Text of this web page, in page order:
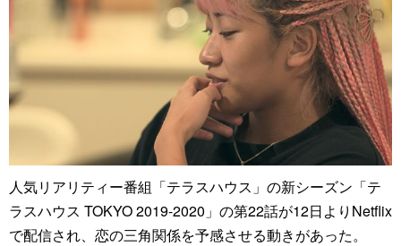
人気リアリティー番組「テラスハウス」の新シーズン「テ
ラスハウス TOKYO 2019-2020」の第22話が12日よりNetflix
で配信され、恋の三角関係を予感させる動きがあった。